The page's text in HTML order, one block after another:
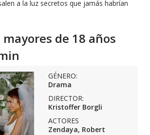
a la luz secretos que jamás habrían
de 18 años
GÉNERO:
Drama
DIRECTOR:
Kristoffer Borgli
ACTORES
Zendaya, Robert